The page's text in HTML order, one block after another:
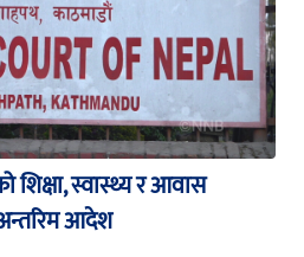
शिक्षा, स्वास्थ्य र आवास
अन्तरिम आदेश